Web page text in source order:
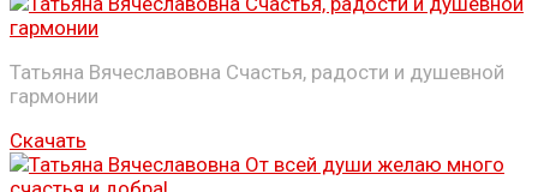
Татьяна Вячеславовна Счастья, радости и душевной
гармонии
Скачать